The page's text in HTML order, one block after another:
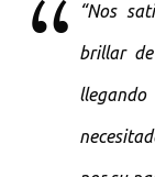
“Nos
brillar